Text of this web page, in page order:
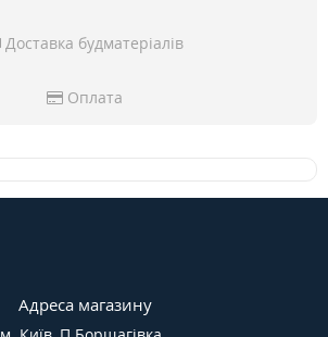
Доставка будматеріалів
Оплата
Адреса магазину